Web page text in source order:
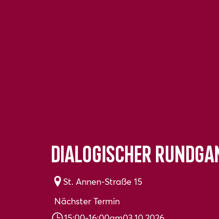
Dialogischer
St. Annen-Straße 15
Nächster Termin